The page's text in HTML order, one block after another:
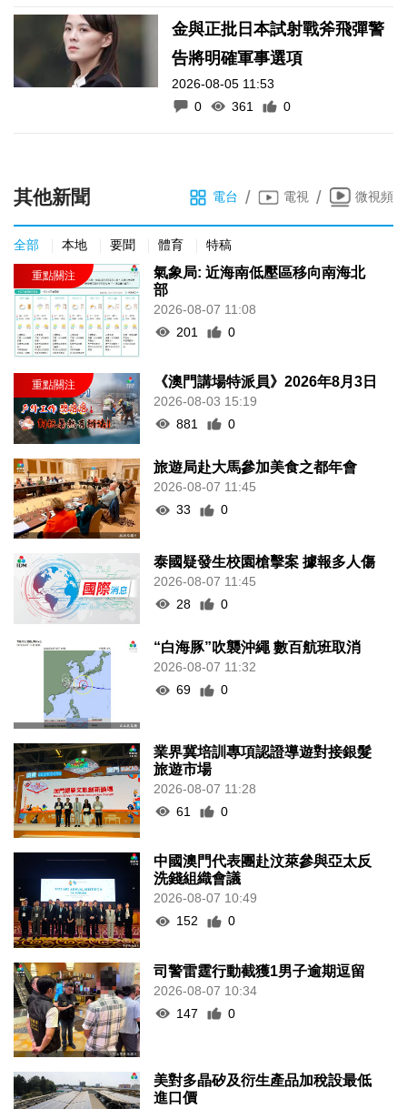
金與正批日本試射戰斧飛彈警
告將明確軍事選項
2026-08-05 11:53
0
361 0
其他新聞 電台 / 電視 / 微視頻
全部 本地 要聞 體育 特稿
氣象局: 近海南低壓區移向南海北
部
2026-08-07 11:08
201
0
《澳門講場特派員》2026年8月3日
2026-08-03 15:19
881
0
旅遊局赴大馬參加美食之都年會
2026-08-07 11:45
33
0
泰國疑發生校園槍擊案 據報多人傷
2026-08-07 11:45
28
0
“白海豚”吹襲沖繩 數百航班取消
2026-08-07 11:32
69
0
業界冀培訓專項認證導遊對接銀髮
旅遊市場
2026-08-07 11:28
61
0
中國澳門代表團赴汶萊參與亞太反
洗錢組織會議
2026-08-07 10:49
152
0
司警雷霆行動截獲1男子逾期逗留
2026-08-07 10:34
147
0
美對多晶矽及衍生產品加稅設最低
進口價